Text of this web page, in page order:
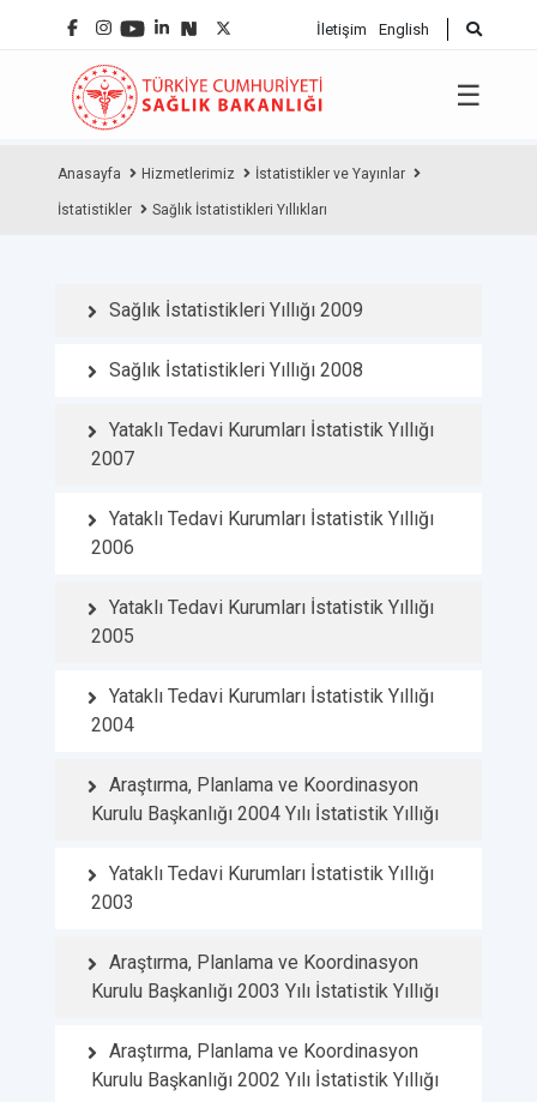
İletişim English
☰
Anasayfa Hizmetlerimiz İstatistikler ve Yayınlar
İstatistikler Sağlık İstatistikleri Yıllıkları
Sağlık İstatistikleri Yıllığı 2009
Sağlık İstatistikleri Yıllığı 2008
Yataklı Tedavi Kurumları İstatistik Yıllığı
2007
Yataklı Tedavi Kurumları İstatistik Yıllığı
2006
Yataklı Tedavi Kurumları İstatistik Yıllığı
2005
Yataklı Tedavi Kurumları İstatistik Yıllığı
2004
Araştırma, Planlama ve Koordinasyon
Kurulu Başkanlığı 2004 Yılı İstatistik Yıllığı
Yataklı Tedavi Kurumları İstatistik Yıllığı
2003
Araştırma, Planlama ve Koordinasyon
Kurulu Başkanlığı 2003 Yılı İstatistik Yıllığı
Araştırma, Planlama ve Koordinasyon
Kurulu Başkanlığı 2002 Yılı İstatistik Yıllığı